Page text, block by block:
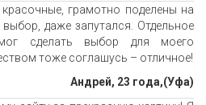
грамотно поделены на
даже запутался. Отдельное
сделать выбор для моего
тоже соглашусь – отличное!
Андрей, 23 года,(Уфа)